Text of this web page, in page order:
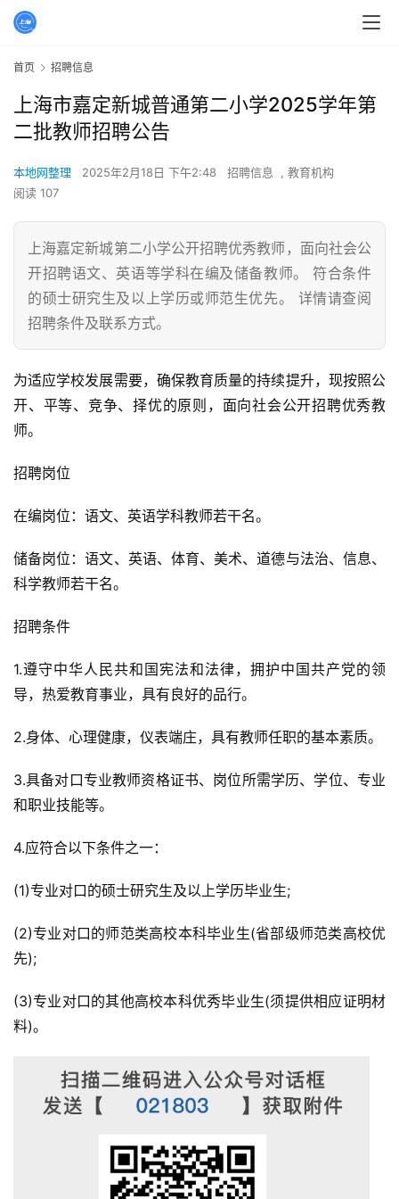
首页 招聘信息
上海市嘉定新城普通第二小学2025学年第
二批教师招聘公告
本地网整理 2025年2月18日 下午2:48 招聘信息 , 教育机构
阅读 107
上海嘉定新城第二小学公开招聘优秀教师，面向社会公
开招聘语文、英语等学科在编及储备教师。 符合条件
的硕士研究生及以上学历或师范生优先。 详情请查阅
招聘条件及联系方式。
为适应学校发展需要，确保教育质量的持续提升，现按照公
开、平等、竞争、择优的原则，面向社会公开招聘优秀教
师。
招聘岗位
在编岗位：语文、英语学科教师若干名。
储备岗位：语文、英语、体育、美术、道德与法治、信息、
科学教师若干名。
招聘条件
1.遵守中华人民共和国宪法和法律，拥护中国共产党的领
导，热爱教育事业，具有良好的品行。
2.身体、心理健康，仪表端庄，具有教师任职的基本素质。
3.具备对口专业教师资格证书、岗位所需学历、学位、专业
和职业技能等。
4.应符合以下条件之一：
(1)专业对口的硕士研究生及以上学历毕业生;
(2)专业对口的师范类高校本科毕业生(省部级师范类高校优
先);
(3)专业对口的其他高校本科优秀毕业生(须提供相应证明材
料)。